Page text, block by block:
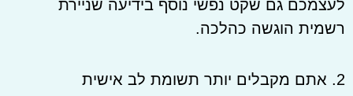
לעצמכם גם שקט נפשי נוסף בידיעה שניירת
רשמית הוגשה כהלכה.
2. אתם מקבלים יותר תשומת לב אישית